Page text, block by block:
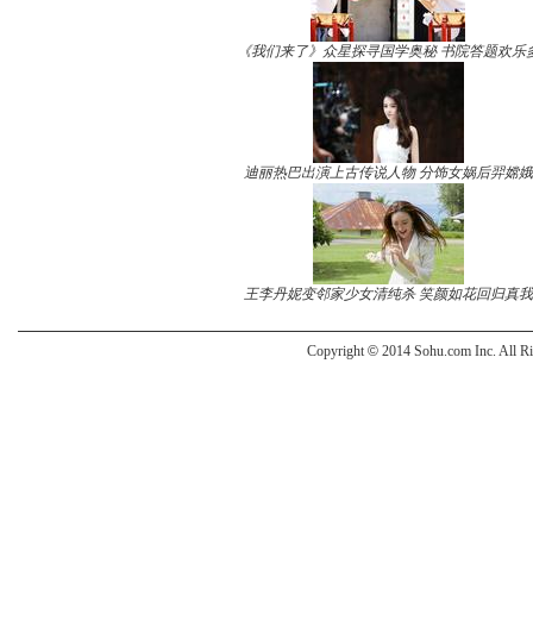
《我们来了》众星探寻国学奥秘 书院答题欢乐
迪丽热巴出演上古传说人物 分饰女娲后羿嫦娥
王李丹妮变邻家少女清纯杀 笑颜如花回归真我
Copyright © 2014 Sohu.com Inc. All